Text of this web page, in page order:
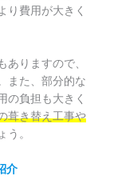
り費用が大きく
りますので、
また、部分的な
の負担も大きく
葺き替え工事や
う。
介